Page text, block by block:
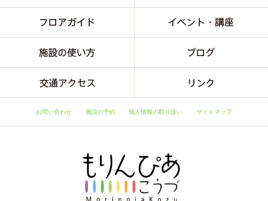
お問い合わせ 施設の予約 個人情報の取り扱い サイトマップ